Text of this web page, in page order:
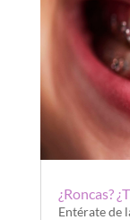
¿Roncas?
Entérate de